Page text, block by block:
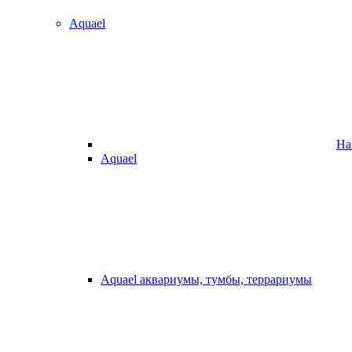
Aquael
Aquael
Aquael аквариумы, тумбы, террариумы